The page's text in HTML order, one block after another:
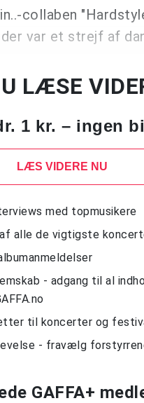
collaben
var et strejf af
LÆSE
1 kr. – ingen
LÆS VIDERE NU
med topmusikere
alle de vigtigste
- adgang til al
til koncerter og
- fravælg
GAFFA+